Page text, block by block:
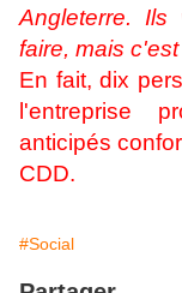
Angleterre. Ils
faire, mais
En fait, dix
l'entreprise
anticipés
CDD.
#Social